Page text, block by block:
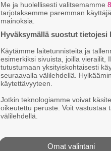
Me ja huolellisesti valitsemamme
tarjotaksemme paremman
mainoksia.
Hyväksymällä suostut tietojesi
Käytämme laitetunnisteita ja
esimerkiksi sivuista, joilla vierailit,
tutustumaan yksityiskohtaisesti
seuraavalla välilehdellä.
käytettävyyteen.
Jotkin teknologiamme voivat
oikeutettu peruste. Voit vastustaa
välilehdellä.
Omat valintani